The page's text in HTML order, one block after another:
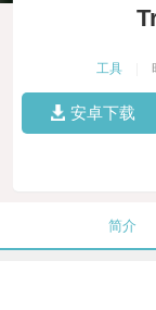
工具
安卓下载
简介